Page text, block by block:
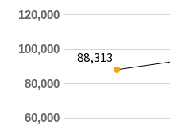
60,000
80,000
100,000
120,000
88,313